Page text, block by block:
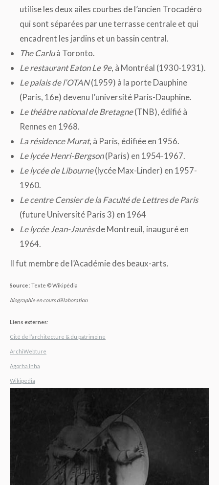
utilise les deux ailes courbes de l’ancien Trocadéro
qui sont séparées par une terrasse centrale et qui
encadrent les jardins et un bassin central.
The Carluà Toronto.
Le restaurant Eaton Le 9e, à Montréal (1930-1931).
Le palais de l’OTAN(1959) à la porte Dauphine
(Paris, 16e) devenu l’université Paris-Dauphine.
Le théâtre national de Bretagne(TNB), édifié à
Rennes en 1968.
La résidence Murat, à Paris, édifiée en 1956.
Le lycée Henri-Bergson(Paris) en 1954-1967.
Le lycée de Libourne(lycée Max-Linder) en 1957-
1960.
Le centre Censier de la Faculté de Lettres de Paris
(future Université Paris 3) en 1964
Le lycée Jean-Jaurèsde Montreuil, inauguré en
1964.
Il fut membre de l’Académie des beaux-arts.
Source: Texte © Wikipédia
biographie en cours d’élaboration
Liens externes:
Cité de l’architecture & du patrimoine
ArchiWebture
Agorha Inha
Wikipedia